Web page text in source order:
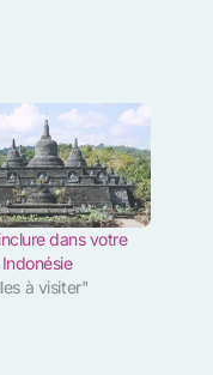
dans votre
à visiter"